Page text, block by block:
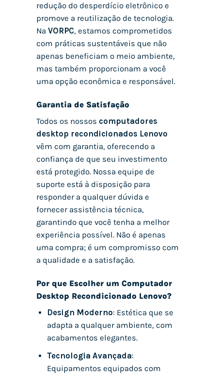
redução do desperdício eletrônico e
promove a reutilização de tecnologia.
Na VORPC, estamos comprometidos
com práticas sustentáveis que não
apenas beneficiam o meio ambiente,
mas também proporcionam a você
uma opção econômica e responsável.
Garantia de Satisfação
Todos os nossos computadores
desktop recondicionados Lenovo
vêm com garantia, oferecendo a
confiança de que seu investimento
está protegido. Nossa equipe de
suporte está à disposição para
responder a qualquer dúvida e
fornecer assistência técnica,
garantindo que você tenha a melhor
experiência possível. Não é apenas
uma compra; é um compromisso com
a qualidade e a satisfação.
Por que Escolher um Computador
Desktop Recondicionado Lenovo?
Design Moderno: Estética que se
adapta a qualquer ambiente, com
acabamentos elegantes.
Tecnologia Avançada:
Equipamentos equipados com